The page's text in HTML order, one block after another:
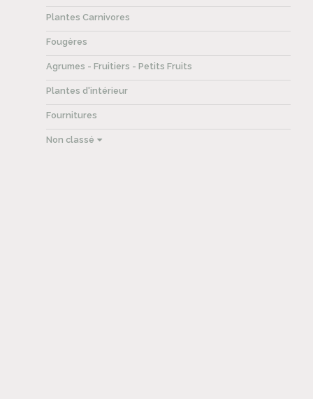
Plantes Carnivores
Fougères
Agrumes - Fruitiers - Petits Fruits
Plantes d'intérieur
Fournitures
Non classé